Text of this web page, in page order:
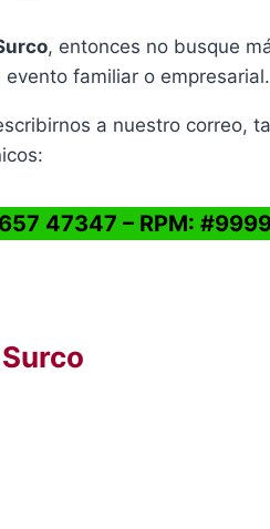
, entonces no busque
familiar o empresarial.
a nuestro correo,
47347 – RPM: